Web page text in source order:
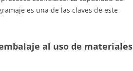
es una de las claves de este
al uso de materiales